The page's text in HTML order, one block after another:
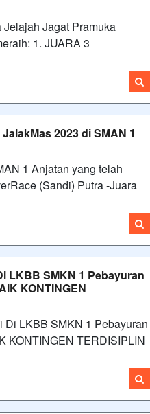
Jagat Pramuka
1. JUARA 3
2023 di SMAN 1
1 Anjatan yang telah
(Sandi) Putra -Juara
LKBB SMKN 1 Pebayuran
KONTINGEN
Di LKBB SMKN 1 Pebayuran
KONTINGEN TERDISIPLIN